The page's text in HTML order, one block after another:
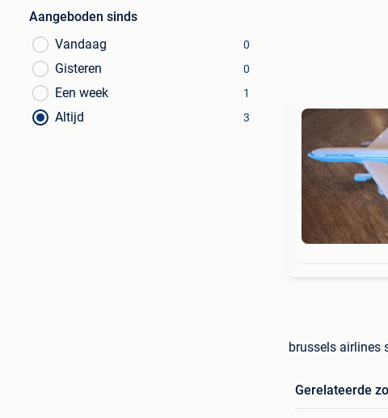
Aangeboden sinds
Vandaag
0
Gisteren 0
Een week 1
Altijd 3
brussels airlines
Gerelateerde